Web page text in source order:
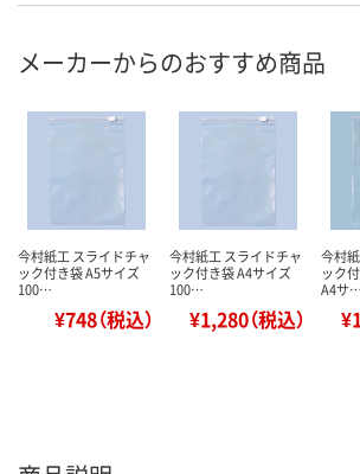
メーカーからのおすすめ商品
今村紙工 スライドチャ
ック付き袋 A5サイズ
100…
¥748（税込）
今村紙工 スライドチャ
ック付き袋 A4サイズ
100…
¥1,280（税込）
今村
ック
A4サ…